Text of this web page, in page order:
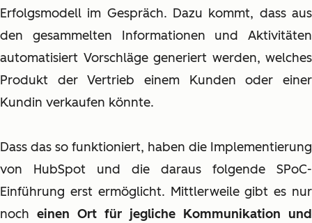
Erfolgsmodell im Gespräch. Dazu kommt, dass aus
den gesammelten Informationen und Aktivitäten
automatisiert Vorschläge generiert werden, welches
Produkt der Vertrieb einem Kunden oder einer
Kundin verkaufen könnte.
Dass das so funktioniert, haben die Implementierung
von HubSpot und die daraus folgende SPoC-
Einführung erst ermöglicht. Mittlerweile gibt es nur
noch einen Ort für jegliche Kommunikation und